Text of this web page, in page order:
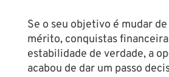
Se o seu objetivo é mudar
mérito, conquistas
estabilidade de verdade, a
acabou de dar um passo